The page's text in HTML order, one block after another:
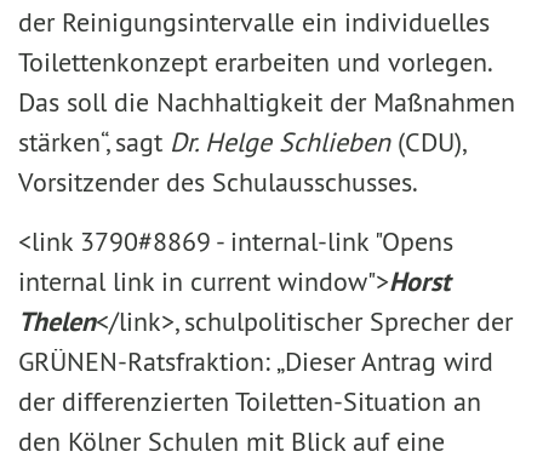
der Reinigungsintervalle ein individuelles
Toilettenkonzept erarbeiten und vorlegen.
Das soll die Nachhaltigkeit der Maßnahmen
stärken“, sagt Dr. Helge Schlieben(CDU),
Vorsitzender des Schulausschusses.
<link 3790#8869 - internal-link "Opens
internal link in current window">Horst
Thelen</link>, schulpolitischer Sprecher der
GRÜNEN-Ratsfraktion: „Dieser Antrag wird
der differenzierten Toiletten-Situation an
den Kölner Schulen mit Blick auf eine